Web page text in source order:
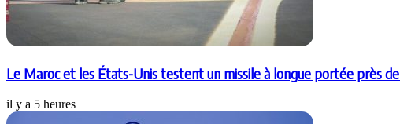
Le Maroc et les États-Unis testent un missile à longue portée près
il y a 5 heures